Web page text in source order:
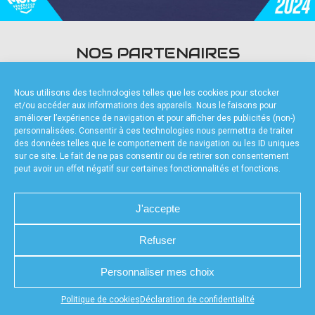
Nous utilisons des technologies telles que les cookies pour stocker
et/ou accéder aux informations des appareils. Nous le faisons pour
améliorer l’expérience de navigation et pour afficher des publicités (non-)
personnalisées. Consentir à ces technologies nous permettra de traiter
des données telles que le comportement de navigation ou les ID uniques
sur ce site. Le fait de ne pas consentir ou de retirer son consentement
peut avoir un effet négatif sur certaines fonctionnalités et fonctions.
J'accepte
Refuser
Personnaliser mes choix
Politique de cookies Déclaration de confidentialité
Appuyez sur le bouton partager en bas de votre
accéder à la billetterie
NOS PARTENAIRES
FOURNISSEURS TECHNIQUES
CHARTE DE CONFIDENTIALITÉ
MENTIONS LÉGALES
RÉALISÉ PAR L’AGENCE WEB A3WEB
POLITIQUE DE COOKIES (UE)
DÉCLARATION DE CONFIDENTIALITÉ (UE)